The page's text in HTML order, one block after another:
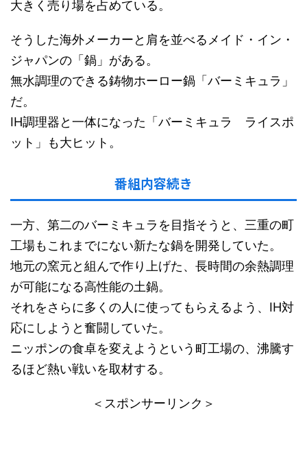
大きく売り場を占めている。
そうした海外メーカーと肩を並べるメイド・イン・
ジャパンの「鍋」がある。
無水調理のできる鋳物ホーロー鍋「バーミキュラ」
だ。
IH調理器と一体になった「バーミキュラ ライスポ
ット」も大ヒット。
番組内容続き
一方、第二のバーミキュラを目指そうと、三重の町
工場もこれまでにない新たな鍋を開発していた。
地元の窯元と組んで作り上げた、長時間の余熱調理
が可能になる高性能の土鍋。
それをさらに多くの人に使ってもらえるよう、IH対
応にしようと奮闘していた。
ニッポンの食卓を変えようという町工場の、沸騰す
るほど熱い戦いを取材する。
＜スポンサーリンク＞